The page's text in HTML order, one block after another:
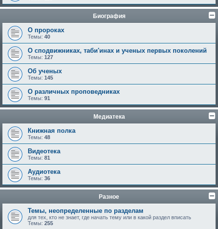
Биография
О пророках
Темы: 40
О сподвижниках, таби'инах и ученых первых поколений
Темы: 127
Об ученых
Темы: 145
О различных проповедниках
Темы: 91
Медиатека
Книжная полка
Темы: 48
Видеотека
Темы: 81
Аудиотека
Темы: 36
Разное
Темы, неопределенные по разделам
для тех, кто не знает, где начать тему или в какой раздел вписать
Темы: 255